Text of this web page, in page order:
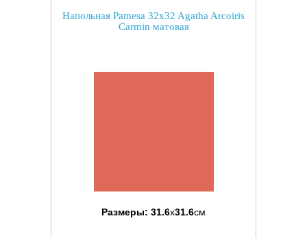
Напольная Pamesa 32x32 Agatha Arcoiris
Carmin матовая
Размеры: 31.6x31.6см